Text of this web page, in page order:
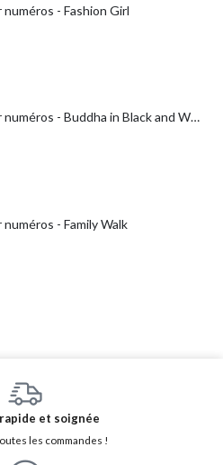
- Fashion Girl
Peinture par numéros - Buddha in Black and White
- Family Walk
et soignée
les commandes !